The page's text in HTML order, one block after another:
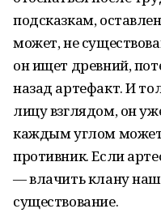
подсказкам,
может, не
он ищет древний,
назад артефакт. И
лицу взглядом, он
каждым углом может
противник. Если
— влачить клану
существование.